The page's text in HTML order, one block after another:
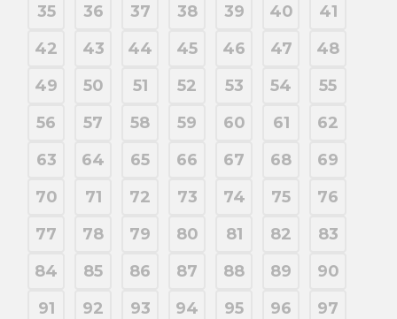
35
36 37 38 39 40
41
42
43 44 45 46 47
48
49
50 51 52 53 54
55
56
57 58 59 60 61
62
63
64 65 66 67 68
69
70
71 72 73 74 75
76
77
78 79 80 81 82
83
84
85 86 87 88 89
90
91
92 93 94 95 96
97